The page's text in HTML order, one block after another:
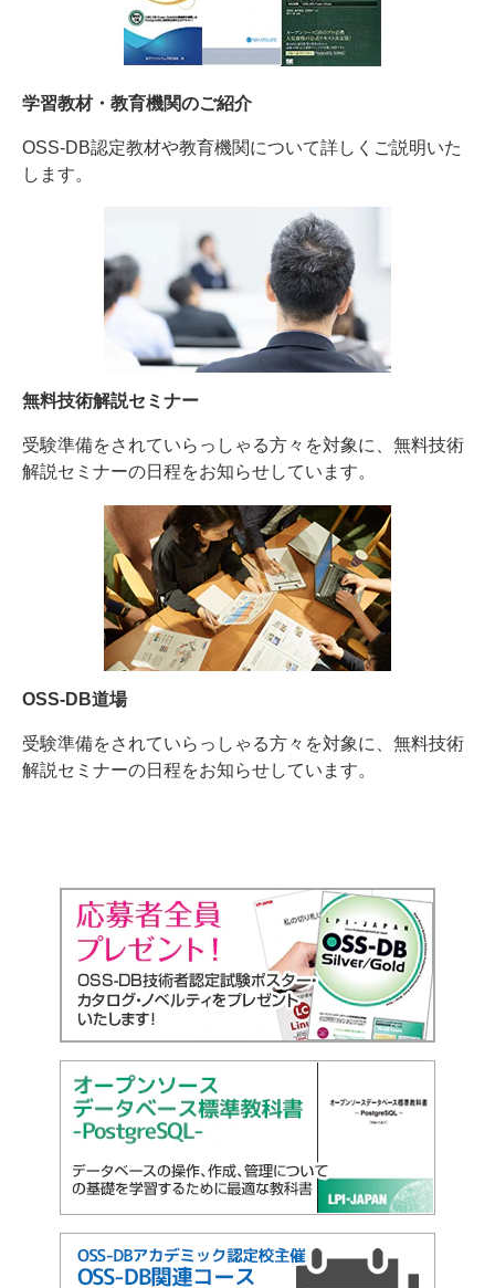
学習教材・教育機関のご紹介
OSS-DB認定教材や教育機関について詳しくご説明いた
します。
無料技術解説セミナー
受験準備をされていらっしゃる方々を対象に、無料技術
解説セミナーの日程をお知らせしています。
OSS-DB道場
受験準備をされていらっしゃる方々を対象に、無料技術
解説セミナーの日程をお知らせしています。